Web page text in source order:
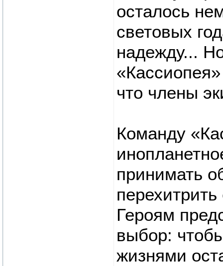
осталось
световых
надежду...
что члены
Команду
принимать
Героям
выбор:
жизнями